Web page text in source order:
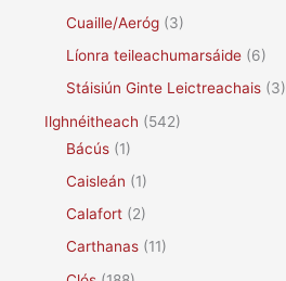
Cuaille/Aeróg (3)
Líonra teileachumarsáide (6)
Stáisiún Ginte Leictreachais (3)
Ilghnéitheach (542)
Bácús (1)
Caisleán (1)
Calafort (2)
Carthanas (11)